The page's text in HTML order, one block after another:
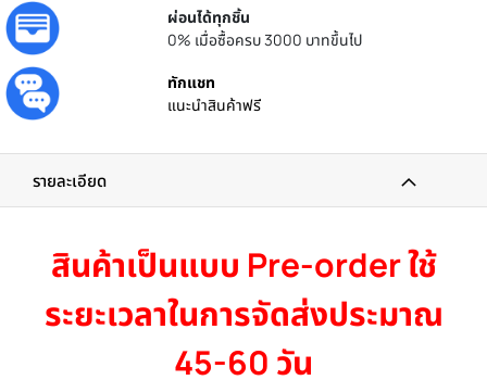
ผ่อนได้ทุกชิ้น
0% เมื่อซื้อครบ 3000 บาทขึ้นไป
ทักแชท
แนะนำสินค้าฟรี
รายละเอียด
สินค้าเป็นแบบ Pre-order ใช้
ระยะเวลาในการจัดส่งประมาณ
45-60 วัน